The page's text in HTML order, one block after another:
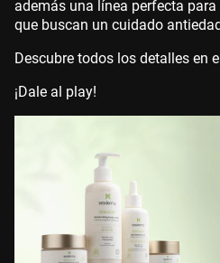
además una línea perfecta
que buscan un cuidado
Descubre todos los detalles en
¡Dale al play!